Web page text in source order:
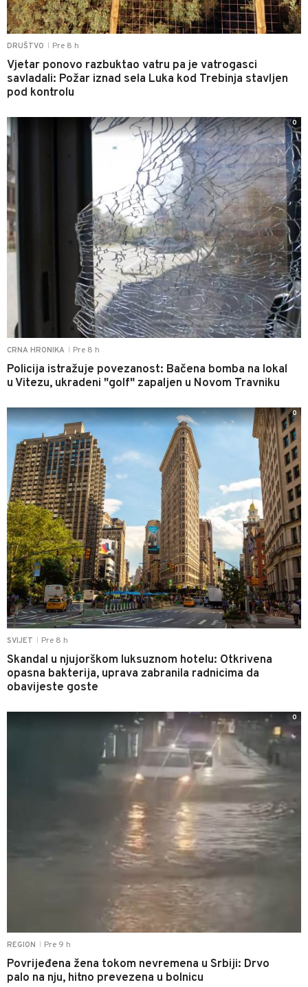
DRUŠTVO Pre 8 h
Vjetar ponovo razbuktao vatru pa je vatrogasci
savladali: Požar iznad sela Luka kod Trebinja stavljen
pod kontrolu
CRNA HRONIKA Pre 8 h
Policija istražuje povezanost: Bačena bomba na lokal
u Vitezu, ukradeni "golf" zapaljen u Novom Travniku
0
SVIJET Pre 8 h
Skandal u njujorškom luksuznom hotelu: Otkrivena
opasna bakterija, uprava zabranila radnicima da
obavijeste goste
0
REGION Pre 9 h
Povrijeđena žena tokom nevremena u Srbiji: Drvo
palo na nju, hitno prevezena u bolnicu
0